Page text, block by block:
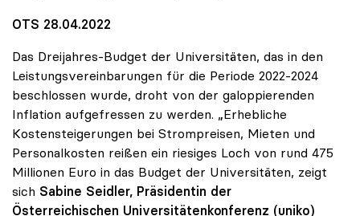
OTS 28.04.2022
Das Dreijahres-Budget der Universitäten, das in den
Leistungsvereinbarungen für die Periode 2022-2024
beschlossen wurde, droht von der galoppierenden
Inflation aufgefressen zu werden. „Erhebliche
Kostensteigerungen bei Strompreisen, Mieten und
Personalkosten reißen ein riesiges Loch von rund 475
Millionen Euro in das Budget der Universitäten, zeigt
sich Sabine Seidler, Präsidentin der
Österreichischen Universitätenkonferenz (uniko)